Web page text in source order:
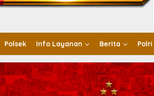
Polsek Info Layanan Berita Polri